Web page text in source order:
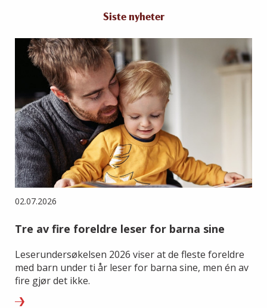
Siste nyheter
02.07.2026
Tre av fire foreldre leser for barna sine
Leserundersøkelsen 2026 viser at de fleste foreldre
med barn under ti år leser for barna sine, men én av
fire gjør det ikke.